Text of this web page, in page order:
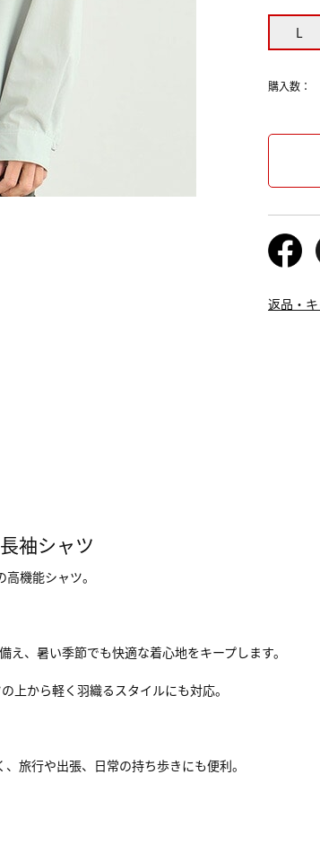
L
購入数：
返品・
袖シャツ
機能シャツ。
、暑い季節でも快適な着心地をキープします。
上から軽く羽織るスタイルにも対応。
旅行や出張、日常の持ち歩きにも便利。